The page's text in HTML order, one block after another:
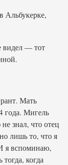
Альбукерке,
видел — тот
Мать
года. Мигель
знал, что отец
лишь то, что я
я вспоминаю,
когда